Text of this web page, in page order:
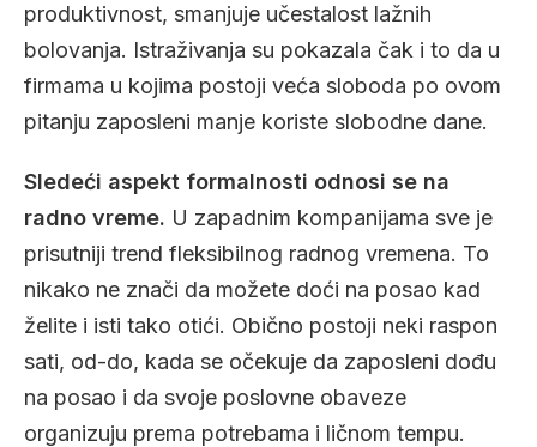
produktivnost, smanjuje učestalost lažnih
bolovanja. Istraživanja su pokazala čak i to da u
firmama u kojima postoji veća sloboda po ovom
pitanju zaposleni manje koriste slobodne dane.
Sledeći aspekt formalnosti odnosi se na
radno vreme. U zapadnim kompanijama sve je
prisutniji trend fleksibilnog radnog vremena. To
nikako ne znači da možete doći na posao kad
želite i isti tako otići. Obično postoji neki raspon
sati, od-do, kada se očekuje da zaposleni dođu
na posao i da svoje poslovne obaveze
organizuju prema potrebama i ličnom tempu.